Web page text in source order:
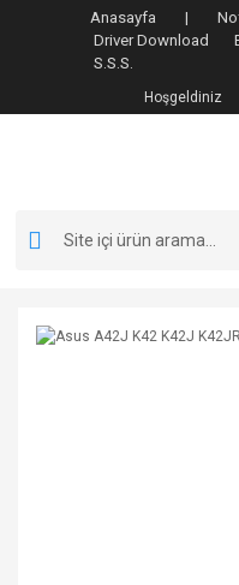
Anasayfa |
Driver Download
S.S.S.
Hoşgeldiniz